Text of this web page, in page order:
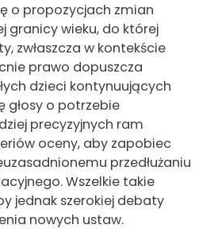
o propozycjach zmian
granicy wieku, do której
zwłaszcza w kontekście
prawo dopuszcza
dzieci kontynuujących
głosy o potrzebie
precyzyjnych ram
oceny, aby zapobiec
przedłużaniu
Wszelkie takie
jednak szerokiej debaty
nowych ustaw.